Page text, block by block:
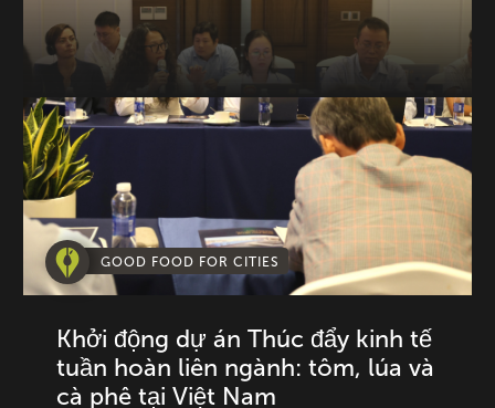
GOOD FOOD FOR CITIES
Khởi động dự án Thúc đẩy kinh tế
tuần hoàn liên ngành: tôm, lúa và
cà phê tại Việt Nam